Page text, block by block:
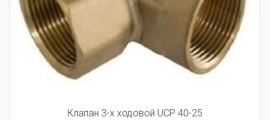
Клапан 3-х ходовой UCP 40-25